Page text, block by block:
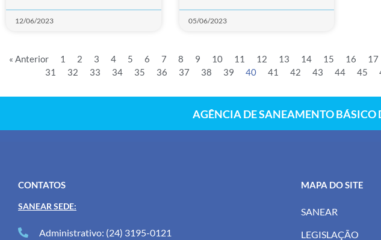
12/06/2023 05/06/2023
« Anterior 1 2 3 4 5 6 7 8 9 10 11 12 13 14 15 16 17
31
32 33 34 35 36 37 38 39 40 41 42 43 44 45
AGÊNCIA DE SANEAMENTO BÁSICO
CONTATOS
SANEAR SEDE:
Administrativo: (24) 3195-0121
MAPA DO SITE
SANEAR
LEGISLAÇÃO